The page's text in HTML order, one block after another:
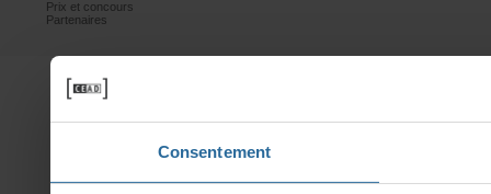
Consentement
Prixetconcours
Partenaires